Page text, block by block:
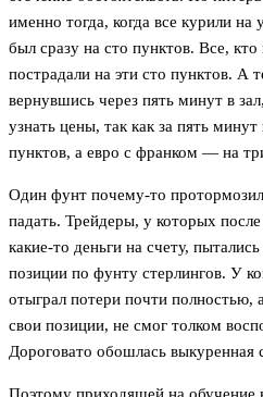
именно тогда, когда все курили
был сразу на сто пунктов. Все,
пострадали на эти сто пунктов. А
вернувшись через пять минут в
узнать цены, так как за пять
пунктов, а евро с франком — на
Один фунт почему-то протормозил
падать. Трейдеры, у которых
какие-то деньги на счету,
позиции по фунту стерлингов. У
отыграл потери почти полностью,
свои позиции, не смог толком
Дороговато обошлась выкуренная